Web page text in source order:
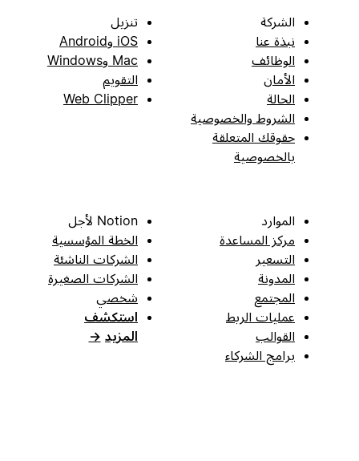
الشركة
نبذة عنا
الوظائف
الأمان
الحالة
الشروط والخصوصية
حقوقك المتعلقة
بالخصوصية
تنزيل
iOS وAndroid
Mac وWindows
التقويم
Web Clipper
الموارد
مركز المساعدة
التسعير
المدونة
المجتمع
عمليات الربط
القوالب
برامج الشركاء
Notion لأجل
الخطة المؤسسية
الشركات الناشئة
الشركات الصغيرة
شخصي
استكشف
المزيد →